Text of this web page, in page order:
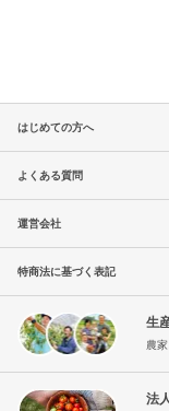
はじめての方へ
よくある質問
運営会社
特商法に基づく表記
生
農
法